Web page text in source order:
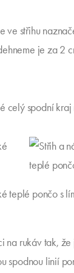
ve střihu
je za 2
celý spodní kraj
na rukáv tak,
spodnou linií